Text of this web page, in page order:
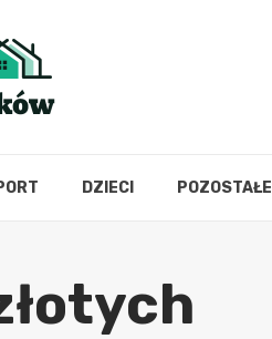
DZIECI POZOSTAŁE